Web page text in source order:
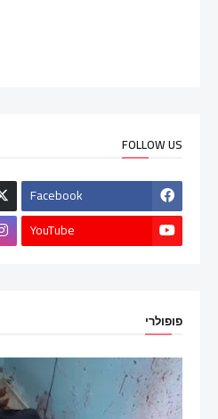
FOLLOW US
Facebook
YouTube
פופולרי